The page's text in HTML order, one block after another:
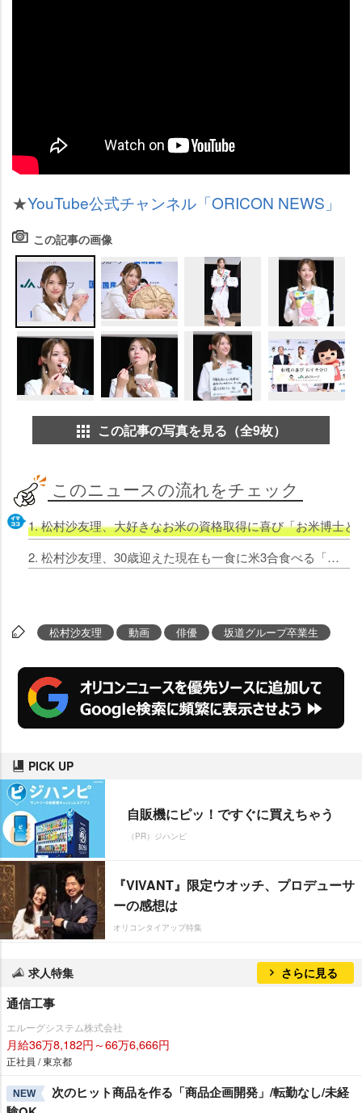
★YouTube公式チャンネル「ORICON NEWS」
この記事の画像
この記事の写真を見る（全9枚）
このニュースの流れをチェック
1. 松村沙友理、大好きなお米の資格取得に喜び「お米博士と
2. 松村沙友理、30歳迎えた現在も一食に米3合食べる「太るイメージがあるのが悲しい」
松村沙友理 動画 俳優 坂道グループ卒業生
PICK UP
自販機にピッ！ですぐに買えちゃう
（PR）ジハンピ
『VIVANT』限定ウオッチ、プロデューサ
ーの感想は
オリコンタイアップ特集
求人特集 さらに見る
通信工事
エルーグシステム株式会社
月給36万8,182円～66万6,666円
正社員 / 東京都
NEW
次のヒット商品を作る「商品企画開発」/転勤なし/未経